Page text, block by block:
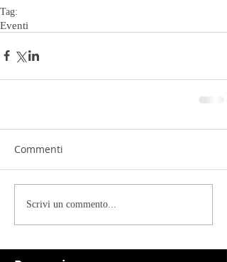
Tag:
Eventi
Commenti
Scrivi un commento...